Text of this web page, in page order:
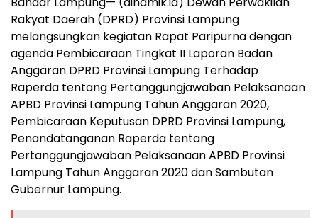
Rakyat Daerah (DPRD) Provinsi Lampung
melangsungkan kegiatan Rapat Paripurna dengan
agenda Pembicaraan Tingkat II Laporan Badan
Anggaran DPRD Provinsi Lampung Terhadap
Raperda tentang Pertanggungjawaban Pelaksanaan
APBD Provinsi Lampung Tahun Anggaran 2020,
Pembicaraan Keputusan DPRD Provinsi Lampung,
Penandatanganan Raperda tentang
Pertanggungjawaban Pelaksanaan APBD Provinsi
Lampung Tahun Anggaran 2020 dan Sambutan
Gubernur Lampung.